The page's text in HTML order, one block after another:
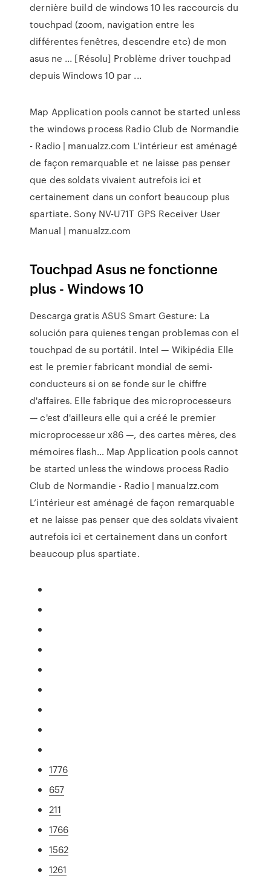
dernière build de windows 10 les raccourcis du
touchpad (zoom, navigation entre les
différentes fenêtres, descendre etc) de mon
asus ne ... [Résolu] Problème driver touchpad
depuis Windows 10 par ...
Map Application pools cannot be started unless
the windows process Radio Club de Normandie
- Radio | manualzz.com L’intérieur est aménagé
de façon remarquable et ne laisse pas penser
que des soldats vivaient autrefois ici et
certainement dans un confort beaucoup plus
spartiate. Sony NV-U71T GPS Receiver User
Manual | manualzz.com
Touchpad Asus ne fonctionne
plus - Windows 10
Descarga gratis ASUS Smart Gesture: La
solución para quienes tengan problemas con el
touchpad de su portátil. Intel — Wikipédia Elle
est le premier fabricant mondial de semi-
conducteurs si on se fonde sur le chiffre
d'affaires. Elle fabrique des microprocesseurs
— c'est d'ailleurs elle qui a créé le premier
microprocesseur x86 —, des cartes mères, des
mémoires flash… Map Application pools cannot
be started unless the windows process Radio
Club de Normandie - Radio | manualzz.com
L’intérieur est aménagé de façon remarquable
et ne laisse pas penser que des soldats vivaient
autrefois ici et certainement dans un confort
beaucoup plus spartiate.
1776
657
211
1766
1562
1261